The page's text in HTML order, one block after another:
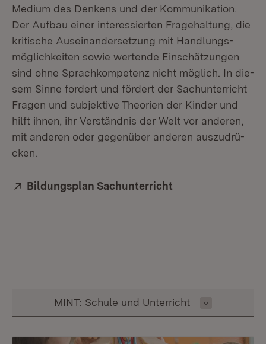
Me­di­um des Den­kens und der Kom­mu­ni­ka­ti­on.
Der Auf­bau ei­ner in­ter­es­sier­ten Fra­ge­hal­tung, die
kri­ti­sche Aus­ein­an­der­set­zung mit Hand­lungs­
mög­lich­kei­ten so­wie wer­ten­de Ein­schät­zun­gen
sind oh­ne Sprach­kom­pe­tenz nicht mög­lich. In die­
sem Sin­ne for­dert und för­dert der Sach­un­ter­richt
Fra­gen und sub­jek­ti­ve Theo­ri­en der Kin­der und
hilft ih­nen, ihr Ver­ständ­nis der Welt vor an­de­ren,
mit an­de­ren oder ge­gen­über an­de­ren aus­zu­drü­
cken.
Extern:
Bildungsplan Sachunterricht
Inhalt auswählen
MINT: Schule und Unterricht